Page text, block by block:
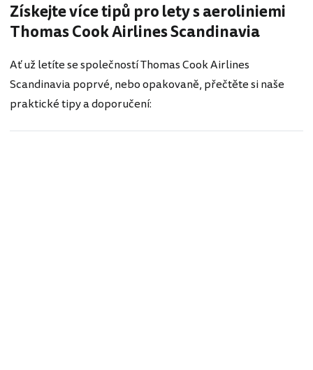
Získejte více tipů pro lety s aeroliniemi
Thomas Cook Airlines Scandinavia
Ať už letíte se společností Thomas Cook Airlines
Scandinavia poprvé, nebo opakovaně, přečtěte si naše
praktické tipy a doporučení: